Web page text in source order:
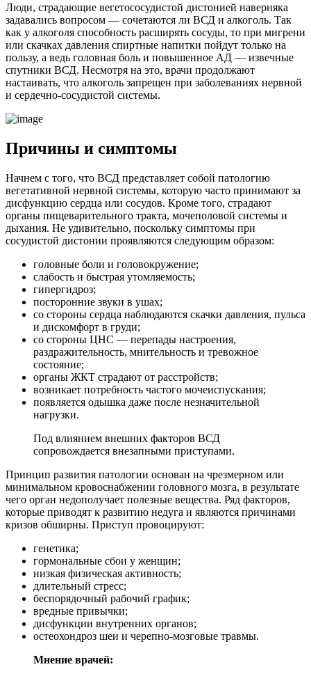
Люди, страдающие вегетососудистой дистонией наверняка
задавались вопросом — сочетаются ли ВСД и алкоголь. Так
как у алкоголя способность расширять сосуды, то при мигрени
или скачках давления спиртные напитки пойдут только на
пользу, а ведь головная боль и повышенное АД — извечные
спутники ВСД. Несмотря на это, врачи продолжают
настаивать, что алкоголь запрещен при заболеваниях нервной
и сердечно-сосудистой системы.
Причины и симптомы
Начнем с того, что ВСД представляет собой патологию
вегетативной нервной системы, которую часто принимают за
дисфункцию сердца или сосудов. Кроме того, страдают
органы пищеварительного тракта, мочеполовой системы и
дыхания. Не удивительно, поскольку симптомы при
сосудистой дистонии проявляются следующим образом:
головные боли и головокружение;
слабость и быстрая утомляемость;
гипергидроз;
посторонние звуки в ушах;
со стороны сердца наблюдаются скачки давления, пульса
и дискомфорт в груди;
со стороны ЦНС — перепады настроения,
раздражительность, мнительность и тревожное
состояние;
органы ЖКТ страдают от расстройств;
возникает потребность частого мочеиспускания;
появляется одышка даже после незначительной
нагрузки.
Под влиянием внешних факторов ВСД
сопровождается внезапными приступами.
Принцип развития патологии основан на чрезмерном или
минимальном кровоснабжении головного мозга, в результате
чего орган недополучает полезные вещества. Ряд факторов,
которые приводят к развитию недуга и являются причинами
кризов обширны. Приступ провоцируют:
генетика;
гормональные сбои у женщин;
низкая физическая активность;
длительный стресс;
беспорядочный рабочий график;
вредные привычки;
дисфункции внутренних органов;
остеохондроз шеи и черепно-мозговые травмы.
Мнение врачей: